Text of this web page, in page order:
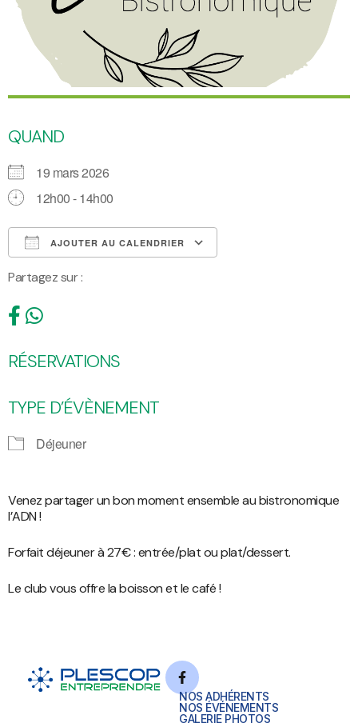
QUAND
19 mars 2026
12h00 - 14h00
AJOUTER AU CALENDRIER
Télécharger ICS
Partagez sur :
RÉSERVATIONS
TYPE D’ÉVÈNEMENT
Déjeuner
Venez partager un bon moment ensemble au bistronomique
l’ADN !
Forfait déjeuner à 27€ : entrée/plat ou plat/dessert.
Le club vous offre la boisson et le café !
NOS ADHÉRENTS
NOS ÉVÉNEMENTS
GALERIE PHOTOS